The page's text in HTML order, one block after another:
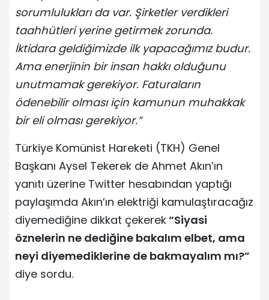
sorumlulukları da var. Şirketler verdikleri
taahhütleri yerine getirmek zorunda.
İktidara geldiğimizde ilk yapacağımız budur.
Ama enerjinin bir insan hakkı olduğunu
unutmamak gerekiyor. Faturaların
ödenebilir olması için kamunun muhakkak
bir eli olması gerekiyor.”
Türkiye Komünist Hareketi (TKH) Genel
Başkanı Aysel Tekerek de Ahmet Akın’ın
yanıtı üzerine Twitter hesabından yaptığı
paylaşımda Akın’ın elektriği kamulaştıracağız
diyemediğine dikkat çekerek“Siyasi
öznelerin ne dediğine bakalım elbet, ama
neyi diyemediklerine de bakmayalım mı?”
diye sordu.